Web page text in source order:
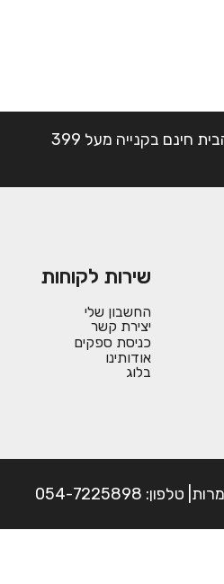
שליח עד הבית חינם בקנייה מעל 399
שירות לקוחות
החשבון שלי
יצירת קשר
כניסת ספקים
אודותינו
בלוג